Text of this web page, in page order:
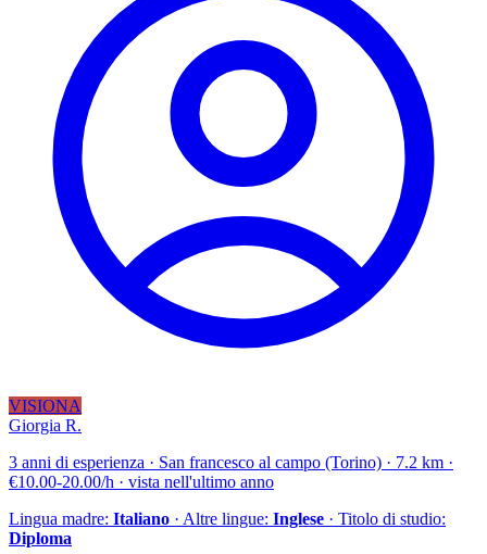
VISIONA
Giorgia R.
3 anni di esperienza · San francesco al campo (Torino) · 7.2 km ·
€10.00-20.00/h · vista nell'ultimo anno
Lingua madre: Italiano · Altre lingue: Inglese · Titolo di studio:
Diploma